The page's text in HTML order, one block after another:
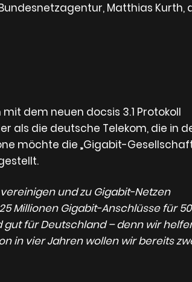
Matthias Kurth,
dem neuen docsis 3.1 Protokoll
als die deutsche Telekom, die in
möchte die „Gigabit-
und zu Gigabit-Netzen
Millionen Gigabit-Anschlüsse für 50
gut für Deutschland – denn wir
in vier Jahren wollen wir bereits